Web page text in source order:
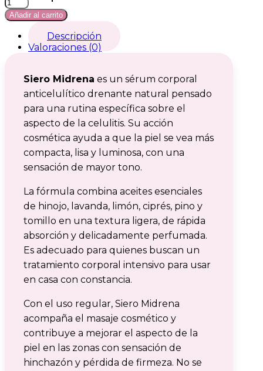
Midrena
cantidad
Añadir al carrito
Descripción
Valoraciones (0)
Siero Midrena es un sérum corporal
anticelulítico drenante natural pensado
para una rutina específica sobre el
aspecto de la celulitis. Su acción
cosmética ayuda a que la piel se vea más
compacta, lisa y luminosa, con una
sensación de mayor tono.
La fórmula combina aceites esenciales
de hinojo, lavanda, limón, ciprés, pino y
tomillo en una textura ligera, de rápida
absorción y delicadamente perfumada.
Es adecuado para quienes buscan un
tratamiento corporal intensivo para usar
en casa con constancia.
Con el uso regular, Siero Midrena
acompaña el masaje cosmético y
contribuye a mejorar el aspecto de la
piel en las zonas con sensación de
hinchazón y pérdida de firmeza. No se